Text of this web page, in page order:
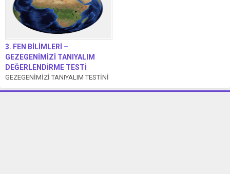
3. FEN BİLİMLERİ –
GEZEGENİMİZİ TANIYALIM
DEĞERLENDİRME TESTİ
GEZEGENİMİZİ TANIYALIM TESTİNİ
İNDİRMEK İÇİN TIKLAYIN. 1.